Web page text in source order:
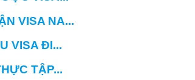
VISA NA...
VISA ĐI...
TẬP...